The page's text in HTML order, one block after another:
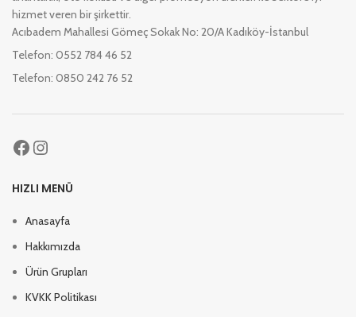
hizmet veren bir şirkettir.
Acıbadem Mahallesi Gömeç Sokak No: 20/A Kadıköy-İstanbul
Telefon: 0552 784 46 52
Telefon: 0850 242 76 52
HIZLI MENÜ
Anasayfa
Hakkımızda
Ürün Grupları
KVKK Politikası